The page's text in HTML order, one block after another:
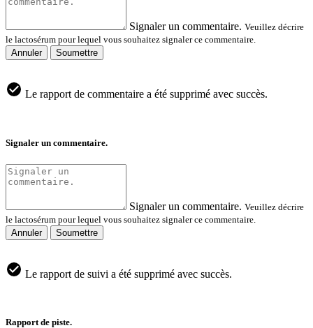
Signaler un commentaire. Veuillez décrire
le lactosérum pour lequel vous souhaitez signaler ce commentaire.
Annuler
Soumettre
Le rapport de commentaire a été supprimé avec succès.
Signaler un commentaire.
Signaler un commentaire. Veuillez décrire
le lactosérum pour lequel vous souhaitez signaler ce commentaire.
Annuler
Soumettre
Le rapport de suivi a été supprimé avec succès.
Rapport de piste.